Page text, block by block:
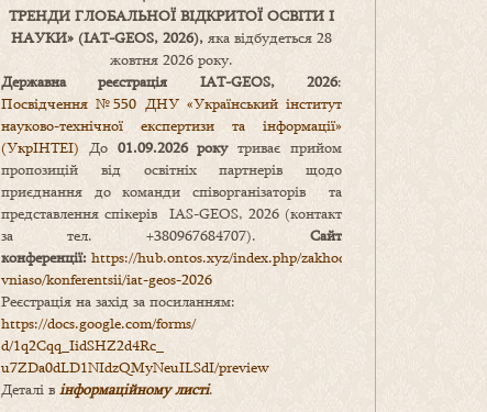
ТРЕНДИ ГЛОБАЛЬНОЇ ВІДКРИТОЇ ОСВІТИ І
НАУКИ» (IAT-GEOS, 2026), яка відбудеться 28
жовтня 2026 року.
Державна реєстрація IAT-GEOS, 2026:
Посвідчення №550 ДНУ «Український інститут
науково-технічної експертизи та інформації»
(УкрІНТЕІ) До 01.09.2026 рокутриває прийом
пропозицій від освітніх партнерів щодо
приєднання до команди співорганізаторів та
представлення спікерів IAS-GEOS, 2026 (контакт
за тел. +380967684707). Сайт
конференції: https://hub.ontos.xyz/index.php/zakhody-
vniaso/konferentsii/iat-geos-2026
Реєстрація на захід за посиланням:
https://docs.google.com/forms/
d/1q2Cqq_IidSHZ2d4Rc_
u7ZDa0dLD1NIdzQMyNeuILSdI/preview
Деталі в інформаційному листі.